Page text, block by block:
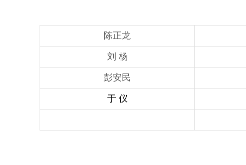
陈正龙
刘 杨
彭安民
于 仪